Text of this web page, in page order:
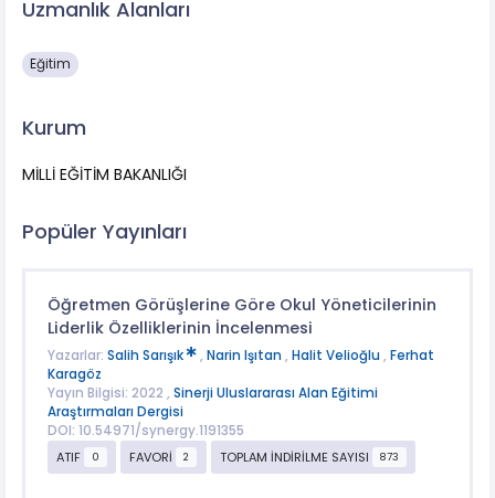
Uzmanlık Alanları
Eğitim
Kurum
MİLLİ EĞİTİM BAKANLIĞI
Popüler Yayınları
Öğretmen Görüşlerine Göre Okul Yöneticilerinin
Liderlik Özelliklerinin İncelenmesi
Yazarlar: Salih Sarışık , Narin Işıtan , Halit Velioğlu , Ferhat
Karagöz
Yayın Bilgisi: 2022 , Sinerji Uluslararası Alan Eğitimi
Araştırmaları Dergisi
DOI: 10.54971/synergy.1191355
ATIF
0 FAVORİ 2 TOPLAM İNDİRİLME SAYISI 873